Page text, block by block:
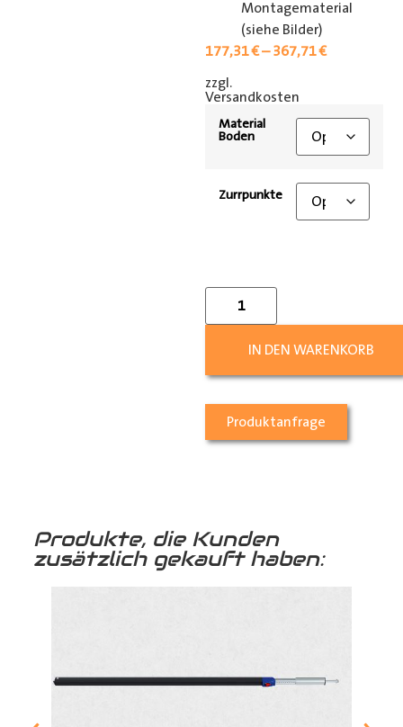
Montagematerial
(siehe Bilder)
177,31€–367,71€
zzgl.
Versandkosten
Material
Boden
Zurrpunkte
IN DEN WARENKORB
Produktanfrage
Produkte, die Kunden
zusätzlich gekauft haben: